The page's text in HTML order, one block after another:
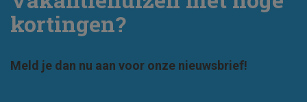
kortingen?
Meld je dan nu aan voor onze nieuwsbrief!